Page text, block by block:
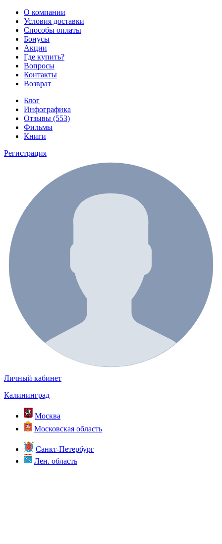
О компании
Условия доставки
Способы оплаты
Бонусы
Акции
Где купить?
Вопросы
Контакты
Возврат
Блог
Инфографика
Отзывы (553)
Фильмы
Книги
Регистрация
Личный кабинет
Калининград
Москва
Московская область
Санкт-Петербург
Лен. область